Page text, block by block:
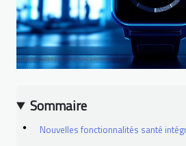
Sommaire
Nouvelles fonctionnalités santé